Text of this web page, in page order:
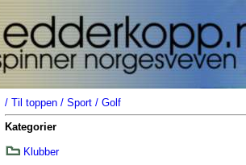
/ Til toppen / Sport / Golf
Kategorier
Klubber